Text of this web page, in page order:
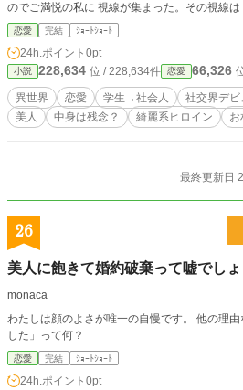
のでご満悦の私に 視線が集まった。その視線は
恋愛 完結 ｼｮｰﾄｼｮｰﾄ
24h.ポイント 0pt
小説 228,634 位 / 228,634件 恋愛 66,326
異世界 恋愛 学生→社会人 社交界デビ
美人
中身は残念？ 綺麗系ヒロイン お
最終更新日
26
美人に飽きて婚約破棄って嘘でしょ
monaca
わたしは顔のよさが唯一の自慢です。 他の理
した」って何？
恋愛 完結 ｼｮｰﾄｼｮｰﾄ
24h.ポイント 0pt